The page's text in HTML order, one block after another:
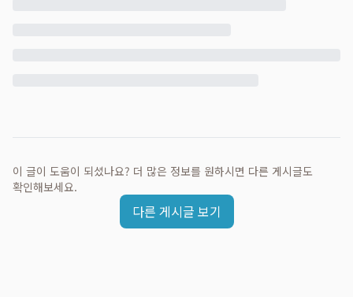
이 글이 도움이 되셨나요? 더 많은 정보를 원하시면 다른 게시글도
확인해보세요.
다른 게시글 보기